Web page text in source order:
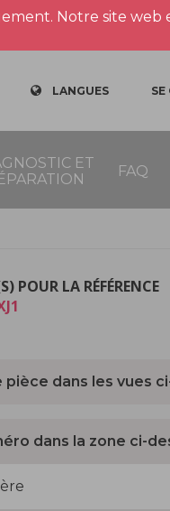
Notre site
LANGUES SE
ET
FAQ
POUR LA RÉFÉRENCE
pièce dans les vues
dans la zone ci-